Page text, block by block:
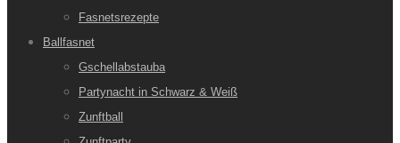
Fasnetsrezepte
Ballfasnet
Gschellabstauba
Partynacht in Schwarz & Weiß
Zunftball